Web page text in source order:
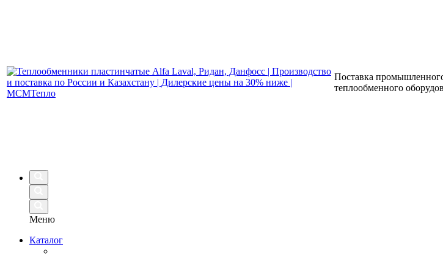
Поставка
теплообменного
Меню
Каталог